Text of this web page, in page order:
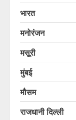
भारत
मनोरंजन
मसूरी
मुंबई
मौसम
राजधानी दिल्ली
1